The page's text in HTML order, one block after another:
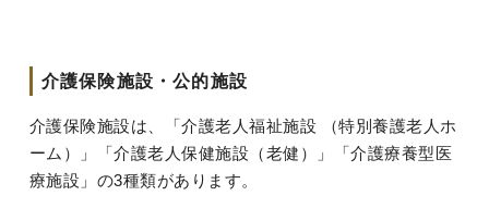
介護保険施設・公的施設
介護保険施設は、「介護老人福祉施設 （特別養護老人ホ
ーム）」「介護老人保健施設（老健）」「介護療養型医
療施設」の3種類があります。